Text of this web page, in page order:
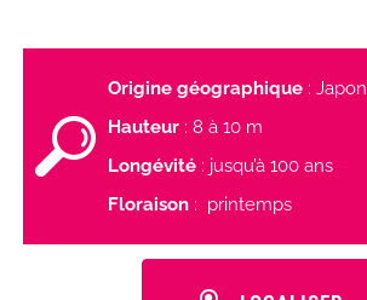
Origine géographique: Japon
Hauteur : 8 à 10 m
Longévité : jusqu’à 100 ans
Floraison : printemps